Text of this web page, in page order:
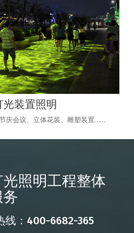
光装置照明
庆会议、立体花装、雕塑装置……
照明工程整体
线：400-6682-365